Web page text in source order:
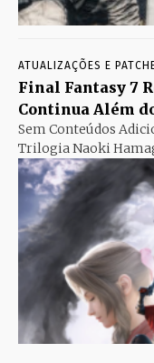
ATUALIZAÇÕES E
Final Fantasy 7
Continua Além
Sem Conteúdos
Trilogia Naoki